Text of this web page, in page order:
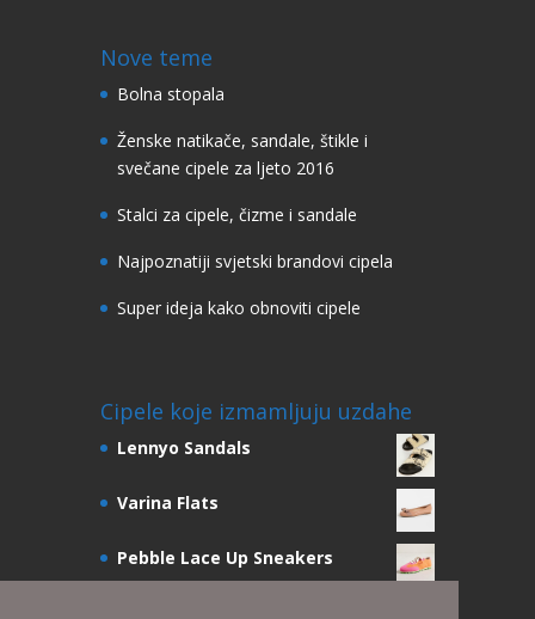
Nove teme
Bolna stopala
Ženske natikače, sandale, štikle i
svečane cipele za ljeto 2016
Stalci za cipele, čizme i sandale
Najpoznatiji svjetski brandovi cipela
Super ideja kako obnoviti cipele
Cipele koje izmamljuju uzdahe
Lennyo Sandals
Varina Flats
Pebble Lace Up Sneakers